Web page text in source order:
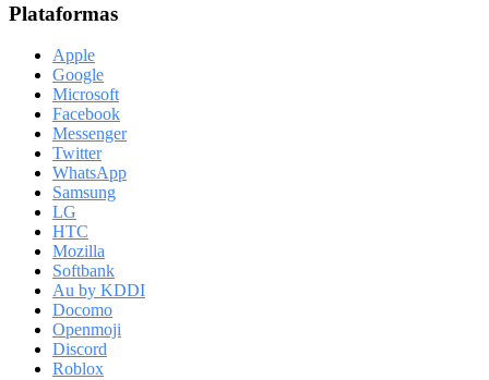
Plataformas
Apple
Google
Microsoft
Facebook
Messenger
Twitter
WhatsApp
Samsung
LG
HTC
Mozilla
Softbank
Au by KDDI
Docomo
Openmoji
Discord
Roblox